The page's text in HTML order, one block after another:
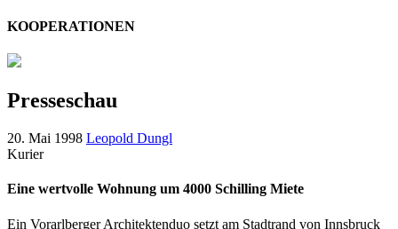
KOOPERATIONEN
Presseschau
20. Mai 1998 Leopold Dungl
Kurier
Eine wertvolle Wohnung um 4000 Schilling Miete
Ein Vorarlberger Architektenduo setzt am Stadtrand von Innsbruck